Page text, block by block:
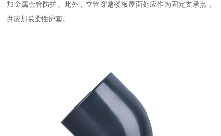
加金属套管防护。此外，立管穿越楼板屋面处应作为固定支承点，
并应加装柔性护套。